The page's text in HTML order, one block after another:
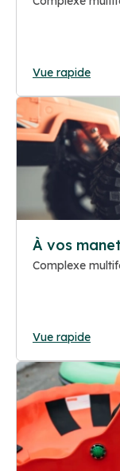
Vue rapide
À vos
Complexe
Vue rapide